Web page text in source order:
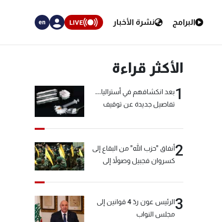
البرامج نشرة الأخبار LIVE
en
الأكثر قراءة
1بعد انكشافهم في أستراليا...
تفاصيل جديدة عن توقيف
2أنفاق "حزب الله" من البقاع إلى
كسروان فجبيل وصولاً إلى
3
الرئيس عون ردّ 4 قوانين إلى
مجلس النواب